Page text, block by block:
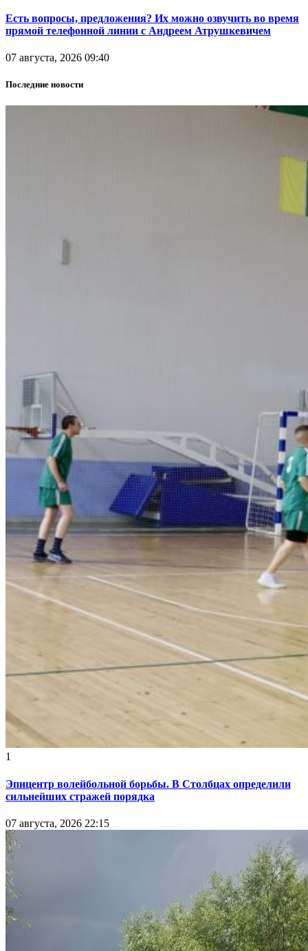
Есть вопросы, предложения? Их можно озвучить во время
прямой телефонной линии с Андреем Атрушкевичем
07 августа, 2026 09:40
Последние новости
1
Эпицентр волейбольной борьбы. В Столбцах определили
сильнейших стражей порядка
07 августа, 2026 22:15